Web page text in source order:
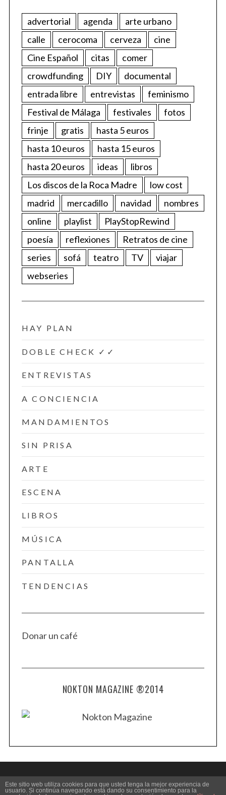
advertorial agenda
arte urbano
calle
cerocoma cerveza
cine
Cine Español
citas
comer
crowdfunding
DIY
documental
entrada libre
entrevistas
feminismo
Festival de Málaga
festivales
fotos
frinje
gratis
hasta 5 euros
hasta 10 euros
hasta 15 euros
hasta 20 euros
ideas
libros
Los discos de la Roca Madre
low cost
madrid
mercadillo navidad
nombres
online
playlist
PlayStopRewind
poesía
reflexiones
Retratos de cine
series
sofá teatro TV
viajar
webseries
HAY PLAN
DOBLE CHECK ✓✓
ENTREVISTAS
A CONCIENCIA
MANDAMIENTOS
SIN PRISA
ARTE
ESCENA
LIBROS
MÚSICA
PANTALLA
TENDENCIAS
Donar un café
NOKTON MAGAZINE ®2014
Este sitio web utiliza cookies para que usted tenga la mejor experiencia de
usuario. Si continúa navegando está dando su consentimiento para la